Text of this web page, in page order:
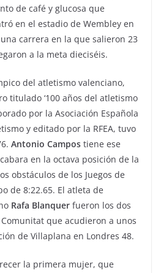
de café y glucosa que
en el estadio de Wembley en
carrera en la que salieron 23
a la meta dieciséis.
del atletismo valenciano,
titulado ‘100 años del atletismo
por la Asociación Española
y editado por la RFEA, tuvo
Antonio Campos tiene ese
en la octava posición de la
obstáculos de los Juegos de
de 8:22.65. El atleta de
Rafa Blanquer fueron los dos
que acudieron a unos
de Villaplana en Londres 48.
la primera mujer, que